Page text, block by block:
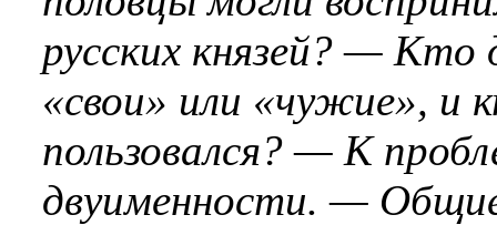
русских князей? — Кто
«свои» или «чужие», и
пользовался? — К
двуименности. —